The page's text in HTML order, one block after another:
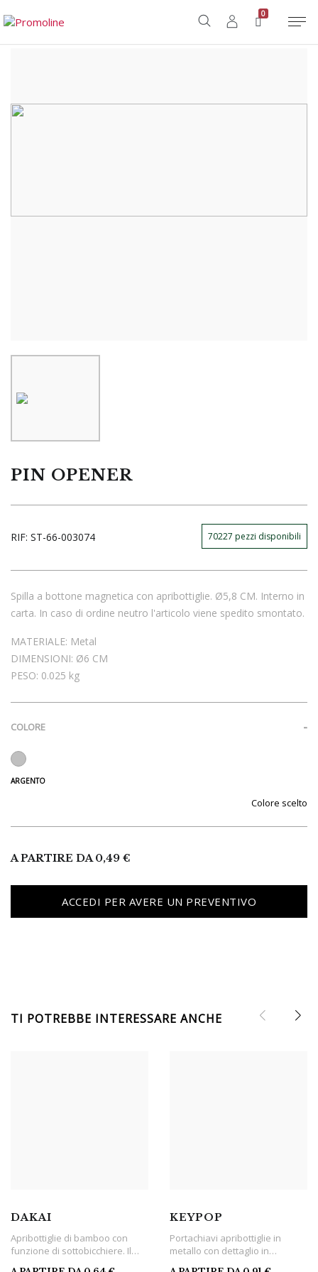
0
Home /PIN OPENER
PIN OPENER
RIF: ST-66-003074 70227 pezzi disponibili
Spilla a bottone magnetica con apribottiglie. Ø5,8 CM. Interno in
carta. In caso di ordine neutro l'articolo viene spedito smontato.
MATERIALE: Metal
DIMENSIONI: Ø6 CM
PESO: 0.025 kg
COLORE
Colore
A PARTIRE DA0,49 €
ACCEDI PER AVERE UN PREVENTIVO
TI POTREBBE INTERESSARE ANCHE
DAKAI
Apribottiglie di bamboo con
funzione di sottobicchiere. Il
KEYPOP
Portachiavi apribottiglie in
metallo con dettaglio in